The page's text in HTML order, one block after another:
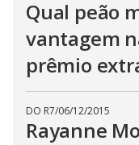
Qual peão
vantagem
prêmio
DO R7/06/12/2015
Rayanne